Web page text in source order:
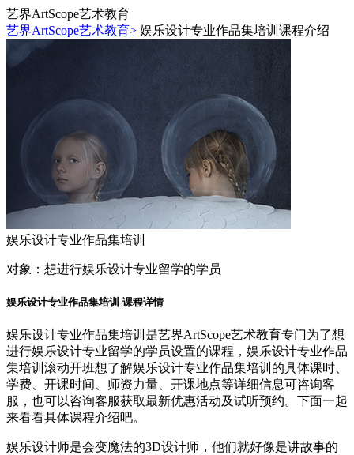
艺界ArtScope艺术教育
艺界ArtScope艺术教育> 娱乐设计专业作品集培训课程介绍
娱乐设计专业作品集培训
对象： 想进行娱乐设计专业留学的学员
娱乐设计专业作品集培训-课程详情
娱乐设计专业作品集培训是艺界ArtScope艺术教育专门为了想
进行娱乐设计专业留学的学员设置的课程，娱乐设计专业作品
集培训滚动开班想了解娱乐设计专业作品集培训的具体课时、
学费、开课时间、师资力量、开课地点等详细信息可咨询客
服，也可以咨询客服获取最新优惠活动及试听预约。下面一起
来看看具体课程介绍吧。
娱乐设计师是会变魔法的3D设计师，他们就好像是讲故事的